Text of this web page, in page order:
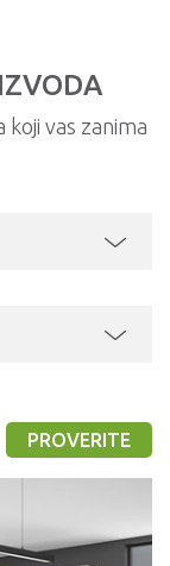
vas zanima
PROVERITE